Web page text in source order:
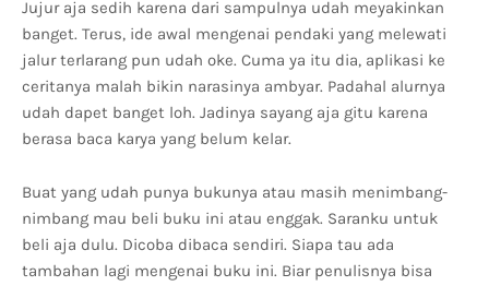
Jujur aja sedih karena dari sampulnya udah meyakinkan
banget. Terus, ide awal mengenai pendaki yang melewati
jalur terlarang pun udah oke. Cuma ya itu dia, aplikasi ke
ceritanya malah bikin narasinya ambyar. Padahal alurnya
udah dapet banget loh. Jadinya sayang aja gitu karena
berasa baca karya yang belum kelar.
Buat yang udah punya bukunya atau masih menimbang-
nimbang mau beli buku ini atau enggak. Saranku untuk
beli aja dulu. Dicoba dibaca sendiri. Siapa tau ada
tambahan lagi mengenai buku ini. Biar penulisnya bisa